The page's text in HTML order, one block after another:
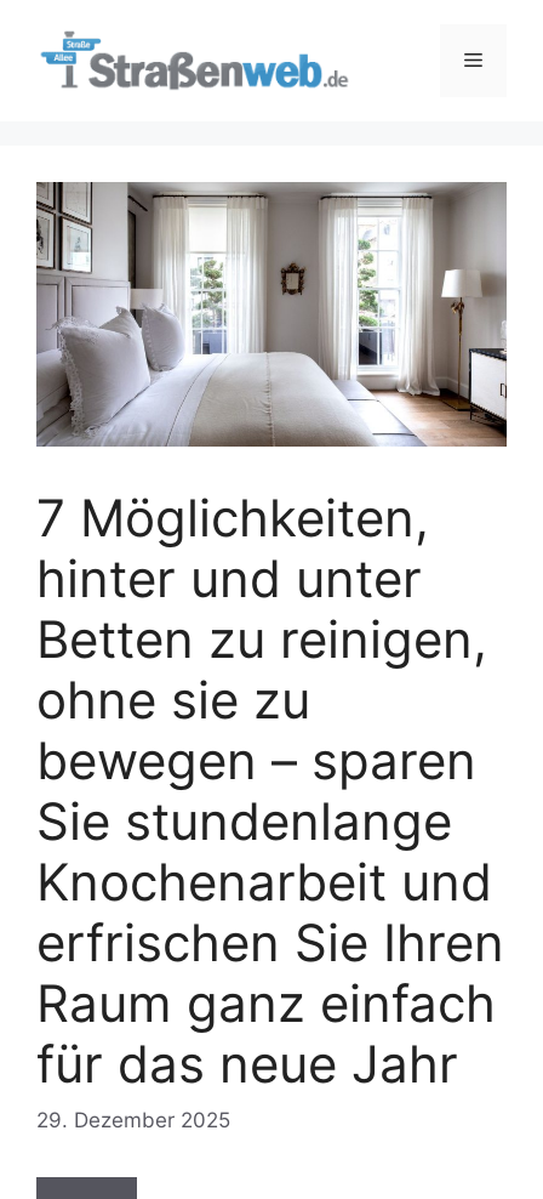
Menü
7 Möglichkeiten,
hinter und unter
Betten zu reinigen,
ohne sie zu
bewegen – sparen
Sie stundenlange
Knochenarbeit und
erfrischen Sie Ihren
Raum ganz einfach
für das neue Jahr
29. Dezember 2025